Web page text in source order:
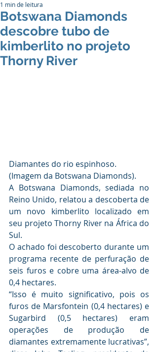
Botswana Diamonds
descobre tubo de
kimberlito no projeto
Thorny River
1 min de leitura
Diamantes do rio espinhoso.
(Imagem da Botswana Diamonds).
A Botswana Diamonds, sediada no
Reino Unido, relatou a descoberta de
um novo kimberlito localizado em
seu projeto Thorny River na África do
Sul.
O achado foi descoberto durante um
programa recente de perfuração de
seis furos e cobre uma área-alvo de
0,4 hectares.
“Isso é muito significativo, pois os
furos de Marsfontein (0,4 hectares) e
Sugarbird (0,5 hectares) eram
operações de produção de
diamantes extremamente lucrativas”,